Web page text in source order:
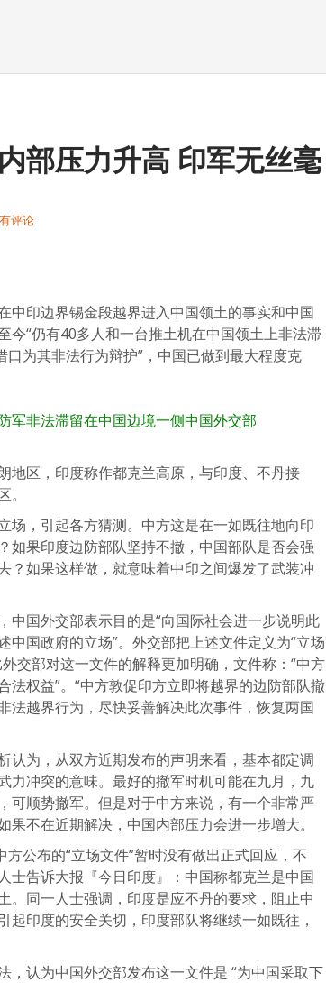
部压力升高 印军无丝毫
评论
中印边界锡金段越界进入中国领土的事实和中国
今“仍有40多人和一台推土机在中国领土上非法滞
口为其非法行为辩护”，中国已做到最大程度克
军非法滞留在中国边境一侧中国外交部
地区，印度称作都克兰高原，与印度、不丹接
场，引起各方猜测。中方这是在一如既往地向印
如果印度边防部队坚持不撤，中国部队是否会强
？如果这样做，就意味着中印之间爆发了武装冲
中国外交部表示目的是“向国际社会进一步说明此
中国政府的立场”。外交部把上述文件定义为“立场
交部对这一文件的解释更加明确，文件称：“中方
法权益”。“中方敦促印方立即将越界的边防部队撤
法越界行为，尽快妥善解决此次事件，恢复两国
认为，从双方近期发布的声明来看，基本都定调
力冲突的意味。最好的撤军时机可能在九月，九
可顺势撤军。但是对于中方来说，有一个非常严
不在近期解决，中国内部压力会进一步增大。
公布的“立场文件”暂时没有做出正式回应，不
士告诉大报『今日印度』：中国称都克兰是中国
。同一人士强调，印度是应不丹的要求，阻止中
起印度的安全关切，印度部队将继续一如既往，
，认为中国外交部发布这一文件是 “为中国采取下